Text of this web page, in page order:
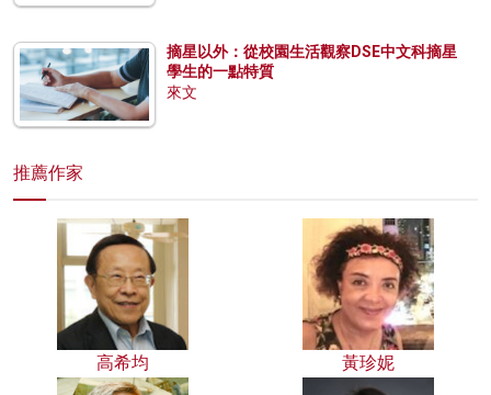
摘星以外：從校園生活觀察DSE中文科摘星
學生的一點特質
來文
推薦作家
高希均 黃珍妮